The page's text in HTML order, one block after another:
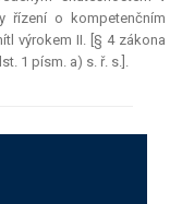
řízení o kompetenčním
výrokem II. [§ 4 zákona
1 písm. a) s. ř. s.].